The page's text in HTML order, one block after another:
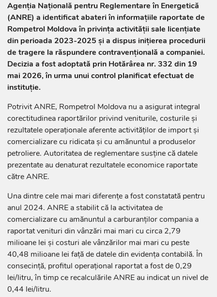
Agenția Națională pentru Reglementare în Energetică
(ANRE) a identificat abateri în informațiile raportate de
Rompetrol Moldova în privința activității sale licențiate
din perioada 2023-2025 și a dispus inițierea procedurii
de tragere la răspundere contravențională a companiei.
Decizia a fost adoptată prin Hotărârea nr. 332 din 19
mai 2026, în urma unui control planificat efectuat de
instituție.
Potrivit ANRE, Rompetrol Moldova nu a asigurat integral
corectitudinea raportărilor privind veniturile, costurile și
rezultatele operaționale aferente activităților de import și
comercializare cu ridicata și cu amănuntul a produselor
petroliere. Autoritatea de reglementare susține că datele
prezentate au denaturat rezultatele economice raportate
către ANRE.
Una dintre cele mai mari diferențe a fost constatată pentru
anul 2024. ANRE a stabilit că la activitatea de
comercializare cu amănuntul a carburanților compania a
raportat venituri din vânzări mai mari cu circa 2,79
milioane lei și costuri ale vânzărilor mai mari cu peste
40,48 milioane lei față de datele din evidența contabilă. În
consecință, profitul operațional raportat a fost de 0,29
lei/litru, în timp ce recalculările ANRE au indicat un nivel de
0,44 lei/litru.